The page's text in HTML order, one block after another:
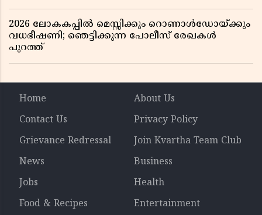
2026 ലോകകപ്പിൽ മെസ്സിക്കും റൊണാൾഡോയ്ക്കും
വധഭീഷണി; ഞെട്ടിക്കുന്ന പോലീസ് രേഖകൾ
പുറത്ത്
Home
About Us
Contact Us
Privacy Policy
Grievance Redressal
Join Kvartha Team Club
News
Business
Jobs
Health
Food & Recipes
Entertainment